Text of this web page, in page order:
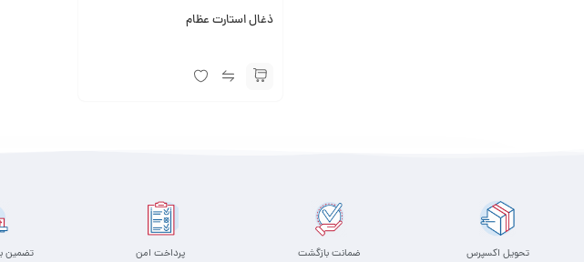
ذغال استارت عظام
تحویل اکسپرس ضمانت بازگشت پرداخت امن تضمین